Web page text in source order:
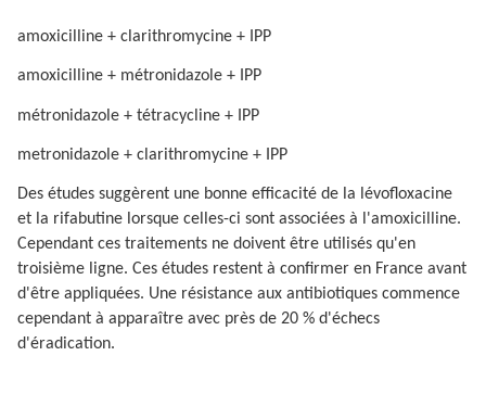
amoxicilline + clarithromycine + IPP
amoxicilline + métronidazole + IPP
métronidazole + tétracycline + IPP
metronidazole + clarithromycine + IPP
Des études suggèrent une bonne efficacité de la lévofloxacine
et la rifabutine lorsque celles-ci sont associées à l'amoxicilline.
Cependant ces traitements ne doivent être utilisés qu'en
troisième ligne. Ces études restent à confirmer en France avant
d'être appliquées. Une résistance aux antibiotiques commence
cependant à apparaître avec près de 20 % d'échecs
d'éradication.